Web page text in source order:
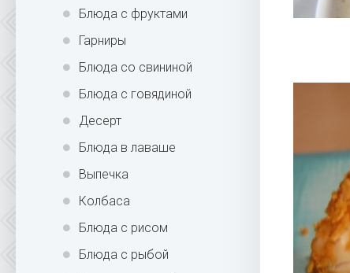
Блюда с фруктами
Гарниры
Блюда со свининой
Блюда с говядиной
Десерт
Блюда в лаваше
Выпечка
Колбаса
Блюда с рисом
Блюда с рыбой